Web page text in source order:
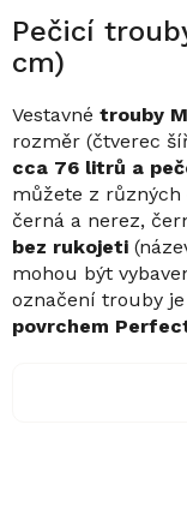
Pečicí
cm)
Vestavné trouby
rozměr (čtverec
cca 76 litrů a
můžete z různých
černá a nerez,
bez rukojeti
mohou být
označení trouby
povrchem